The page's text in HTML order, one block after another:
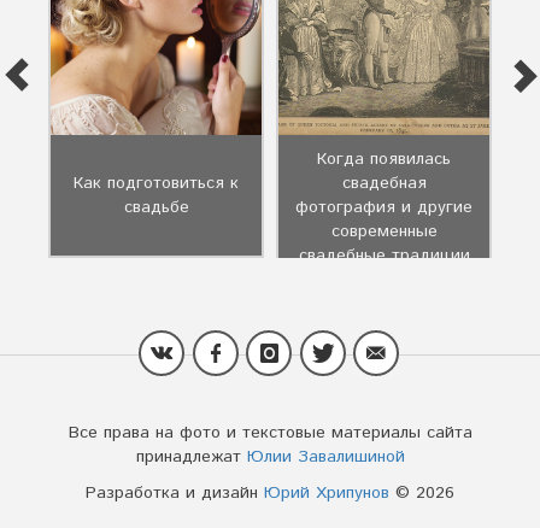
Как подготовиться к
свадьбе
Когда появилась
свадебная
фотография и другие
современные
свадебные традиции
Все права на фото и текстовые материалы сайта
принадлежат Юлии Завалишиной
Разработка и дизайн Юрий Хрипунов © 2026